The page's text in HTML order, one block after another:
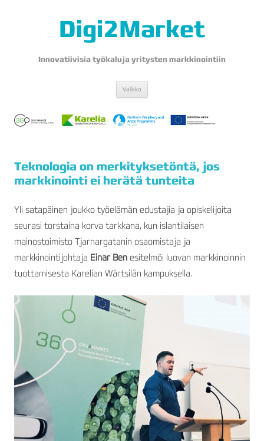
Digi2Market
Innovatiivisia työkaluja yritysten markkinointiin
Valikko
Teknologia on merkityksetöntä, jos
markkinointi ei herätä tunteita
Yli satapäinen joukko työelämän edustajia ja opiskelijoita
seurasi torstaina korva tarkkana, kun islantilaisen
mainostoimisto Tjarnargatanin osaomistaja ja
markkinointijohtaja Einar Ben esitelmöi luovan markkinoinnin
tuottamisesta Karelian Wärtsilän kampuksella.